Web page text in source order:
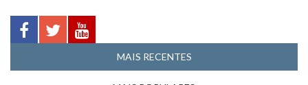
MAIS RECENTES